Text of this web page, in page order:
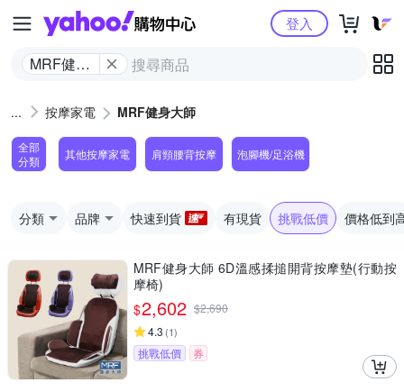
Yahoo購物中心
MRF健身
登入
按摩家電 MRF健身大師
全部
分類
其他按摩家電 肩頸腰背按摩 泡腳機/足浴機
分類 品牌 快速到貨 有現貨 挑戰低價 價格低到
MRF健身大師 6D溫感揉搥開背按摩墊(行動按
摩椅)
$2,602 $2,690
4.3 (1)
挑戰低價 券